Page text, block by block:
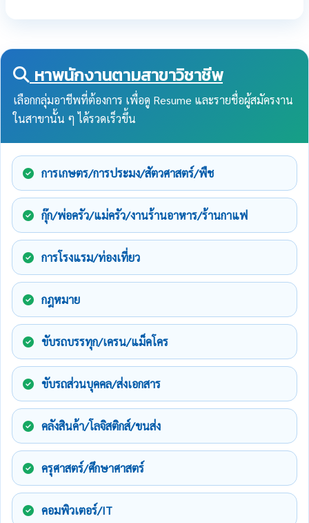
หาพนักงานตามสาขาวิชาชีพ
เลือกกลุ่มอาชีพที่ต้องการ เพื่อดู Resume และรายชื่อผู้สมัครงาน
ในสาขานั้น ๆ ได้รวดเร็วขึ้น
การเกษตร/การประมง/สัตวศาสตร์/พืช
กุ๊ก/พ่อครัว/แม่ครัว/งานร้านอาหาร/ร้านกาแฟ
การโรงแรม/ท่องเที่ยว
กฎหมาย
ขับรถบรรทุก/เครน/แม็คโคร
ขับรถส่วนบุคคล/ส่งเอกสาร
คลังสินค้า/โลจิสติกส์/ขนส่ง
ครุศาสตร์/ศึกษาศาสตร์
คอมพิวเตอร์/IT